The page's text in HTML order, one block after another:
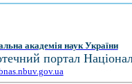
академія наук України
портал